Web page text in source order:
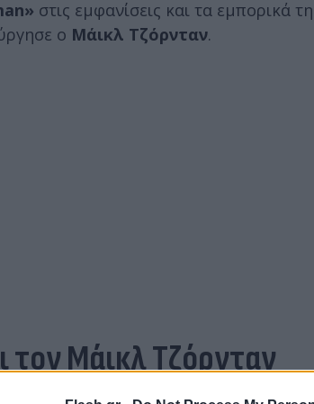
στις εμφανίσεις και τα εμπορικά
ο Μάικλ Τζόρνταν.
Μάικλ Τζόρνταν